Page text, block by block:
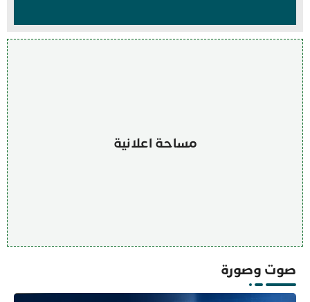
مساحة اعلانية
صوت وصورة